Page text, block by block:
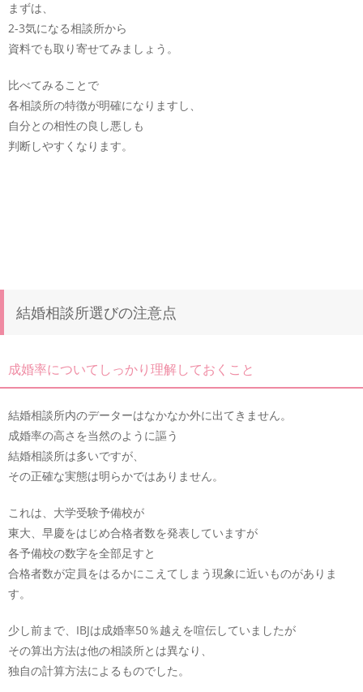
まずは、
2-3気になる相談所から
資料でも取り寄せてみましょう。
比べてみることで
各相談所の特徴が明確になりますし、
自分との相性の良し悪しも
判断しやすくなります。
結婚相談所選びの注意点
成婚率についてしっかり理解しておくこと
結婚相談所内のデーターはなかなか外に出てきません。
成婚率の高さを当然のように謳う
結婚相談所は多いですが、
その正確な実態は明らかではありません。
これは、大学受験予備校が
東大、早慶をはじめ合格者数を発表していますが
各予備校の数字を全部足すと
合格者数が定員をはるかにこえてしまう現象に近いものがありま
す。
少し前まで、IBJは成婚率50％越えを喧伝していましたが
その算出方法は他の相談所とは異なり、
独自の計算方法によるものでした。